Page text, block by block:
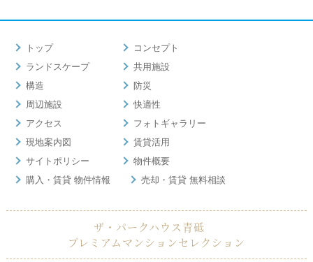
トップ
コンセプト
ランドスケープ
共用施設
構造
防災
周辺施設
快適性
アクセス
フォトギャラリー
現地案内図
賃貸活用
サイトポリシー
物件概要
購入・賃貸 物件情報
売却・賃貸 無料相談
ザ・パークハウス青砥
プレミアムマンションセレクション